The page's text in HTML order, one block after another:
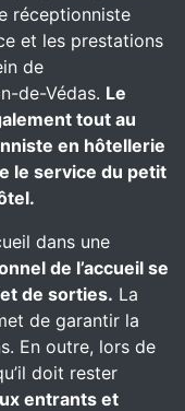
réceptionniste
et les prestations
de
de-Védas. Le
tout au
en hôtellerie
le service du petit
dans une
de l’accueil se
de sorties. La
de garantir la
En outre, lors de
doit rester
entrants et